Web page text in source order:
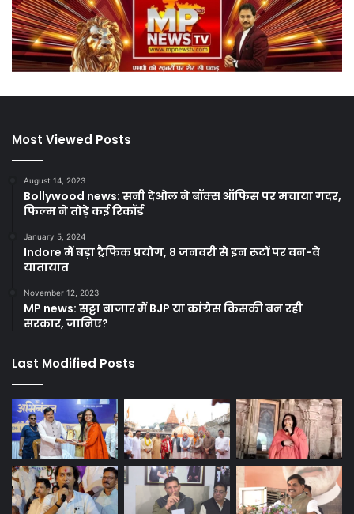
Most Viewed Posts
August 14, 2023
Bollywood news: सनी देओल ने बॉक्स ऑफिस पर मचाया गदर,
फिल्म ने तोड़े कई रिकॉर्ड
January 5, 2024
Indore में बड़ा ट्रैफिक प्रयोग, 8 जनवरी से इन रूटों पर वन-वे
यातायात
November 12, 2023
MP news: सट्टा बाजार में BJP या कांग्रेस किसकी बन रही
सरकार, जानिए?
Last Modified Posts